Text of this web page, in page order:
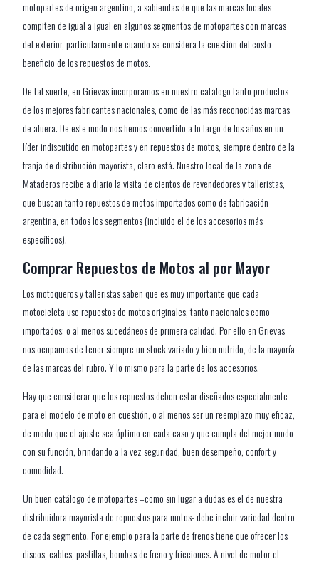
motopartes de origen argentino, a sabiendas de que las marcas locales
compiten de igual a igual en algunos segmentos de motopartes con marcas
del exterior, particularmente cuando se considera la cuestión del costo-
beneficio de los repuestos de motos.
De tal suerte, en Grievas incorporamos en nuestro catálogo tanto productos
de los mejores fabricantes nacionales, como de las más reconocidas marcas
de afuera. De este modo nos hemos convertido a lo largo de los años en un
líder indiscutido en motopartes y en repuestos de motos, siempre dentro de la
franja de distribución mayorista, claro está. Nuestro local de la zona de
Mataderos recibe a diario la visita de cientos de revendedores y talleristas,
que buscan tanto repuestos de motos importados como de fabricación
argentina, en todos los segmentos (incluido el de los accesorios más
específicos).
Comprar Repuestos de Motos al por Mayor
Los motoqueros y talleristas saben que es muy importante que cada
motocicleta use repuestos de motos originales, tanto nacionales como
importados; o al menos sucedáneos de primera calidad. Por ello en Grievas
nos ocupamos de tener siempre un stock variado y bien nutrido, de la mayoría
de las marcas del rubro. Y lo mismo para la parte de los accesorios.
Hay que considerar que los repuestos deben estar diseñados especialmente
para el modelo de moto en cuestión, o al menos ser un reemplazo muy eficaz,
de modo que el ajuste sea óptimo en cada caso y que cumpla del mejor modo
con su función, brindando a la vez seguridad, buen desempeño, confort y
comodidad.
Un buen catálogo de motopartes –como sin lugar a dudas es el de nuestra
distribuidora mayorista de repuestos para motos- debe incluir variedad dentro
de cada segmento. Por ejemplo para la parte de frenos tiene que ofrecer los
discos, cables, pastillas, bombas de freno y fricciones. A nivel de motor el